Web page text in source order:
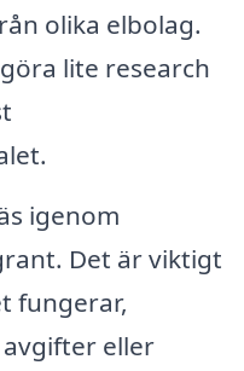
olika elbolag.
lite research
igenom
Det är viktigt
fungerar,
eller